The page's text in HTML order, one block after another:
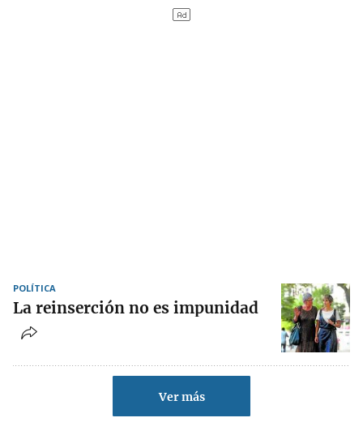
POLÍTICA
La reinserción no es impunidad
Ver más